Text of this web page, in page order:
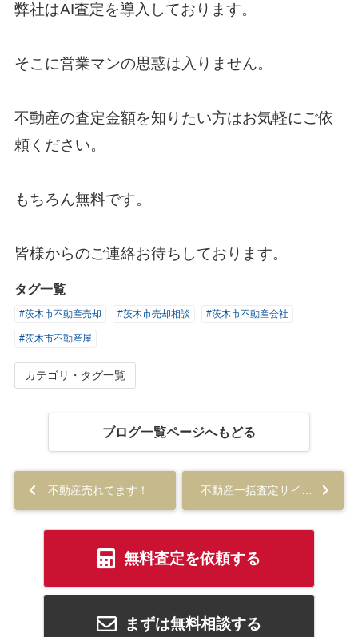
弊社はAI査定を導入しております。
そこに営業マンの思惑は入りません。
不動産の査定金額を知りたい方はお気軽にご依
頼ください。
もちろん無料です。
皆様からのご連絡お待ちしております。
タグ一覧
#茨木市不動産売却 #茨木市売却相談 #茨木市不動産会社
#茨木市不動産屋
カテゴリ・タグ一覧
ブログ一覧ページへもどる
不動産売れてます！
無料査定を依頼する
まずは無料相談する